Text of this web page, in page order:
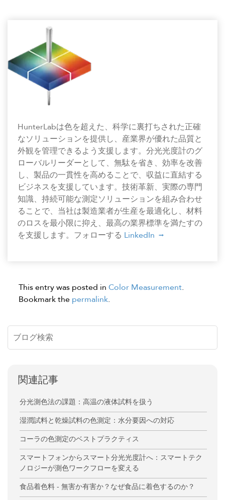
HunterLabは色を超えた、科学に裏打ちされた正確
なソリューションを提供し、産業界が優れた品質と
外観を管理できるよう支援します。分光光度計のグ
ローバルリーダーとして、無駄を省き、効率を改善
し、製品の一貫性を高めることで、収益に直結する
ビジネスを支援しています。技術革新、実際の専門
知識、持続可能な測定ソリューションを組み合わせ
ることで、当社は製造業者が生産を最適化し、材料
のロスを最小限に抑え、最高の業界標準を満たすの
を支援します。フォローする LinkedIn
This entry was posted in Color Measurement.
Bookmark the permalink.
関連記事
分光測色法の課題：高温の液体試料を扱う
湿潤試料と乾燥試料の色測定：水分要因への対応
コーラの色測定のベストプラクティス
スマートフォンからスマート分光光度計へ：スマートテク
ノロジーが測色ワークフローを変える
食品着色料 - 無害か有害か？なぜ食品に着色するのか？